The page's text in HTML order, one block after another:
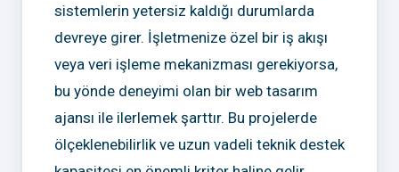
sistemlerin yetersiz kaldığı durumlarda
devreye girer. İşletmenize özel bir iş akışı
veya veri işleme mekanizması gerekiyorsa,
bu yönde deneyimi olan bir web tasarım
ajansı ile ilerlemek şarttır. Bu projelerde
ölçeklenebilirlik ve uzun vadeli teknik destek